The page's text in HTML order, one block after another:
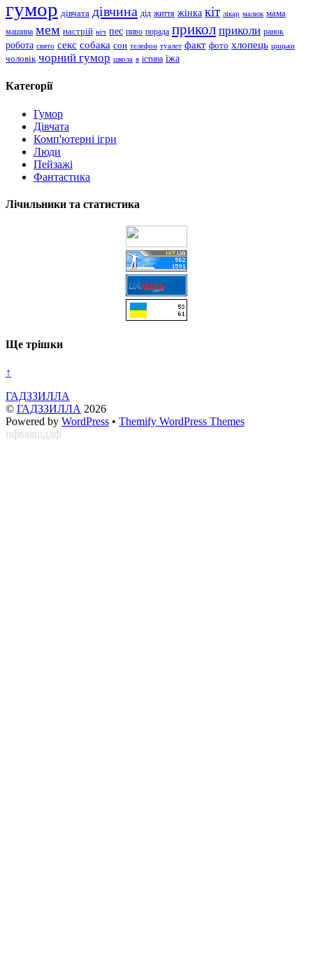
гумор дівчата дівчина дід життя жінка кіт лікар малюк мама
машина мем настрій ніч пес пиво порада прикол приколи ранок
робота свято секс собака сон телефон туалет факт фото хлопець цицьки
чоловік чорний гумор школа я істина їжа
Категорії
Гумор
Дівчата
Комп'ютерні ігри
Люди
Пейзажі
Фантастика
Лічильники та статистика
Ще трішки
↑
ГАДЗЗИЛЛА
© ГАДЗЗИЛЛА 2026
Powered by WordPress • Themify WordPress Themes
пфвяяшддф